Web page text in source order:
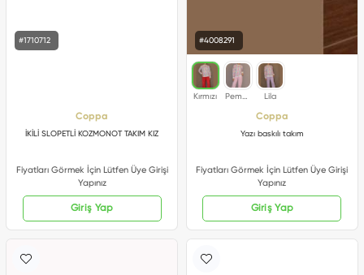
#1710712
Coppa
İKİLİ SLOPETLİ KOZMONOT TAKIM KIZ
Fiyatları Görmek İçin Lütfen Üye Girişi
Yapınız
Giriş Yap
#4008291
Coppa
Yazı baskılı takım
Fiyatları Görmek İçin Lütfen Üye Girişi
Yapınız
Giriş Yap